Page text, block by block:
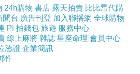
樣了！
喔！我不可能用妳這個豆丁思維去煮
菜的。
煮菜的，不管它是否難吃！
24h購物 書店 露天拍賣 比比昂代購
聞台 廣告刊登 加入聯播網 全球購物
Pi 拍錢包 旅遊 服務中心
線上麻將 雜誌 星座命理 會員中心
憑證 企業簡訊
件